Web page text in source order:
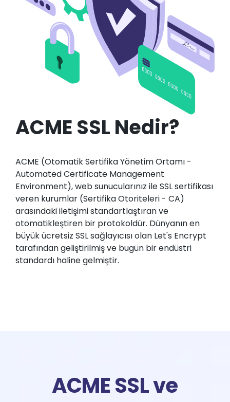
ACME SSL Nedir?
ACME (Otomatik Sertifika Yönetim Ortamı -
Automated Certificate Management
Environment), web sunucularınız ile SSL sertifikası
veren kurumlar (Sertifika Otoriteleri - CA)
arasındaki iletişimi standartlaştıran ve
otomatikleştiren bir protokoldür. Dünyanın en
büyük ücretsiz SSL sağlayıcısı olan Let's Encrypt
tarafından geliştirilmiş ve bugün bir endüstri
standardı haline gelmiştir.
ACME SSL ve